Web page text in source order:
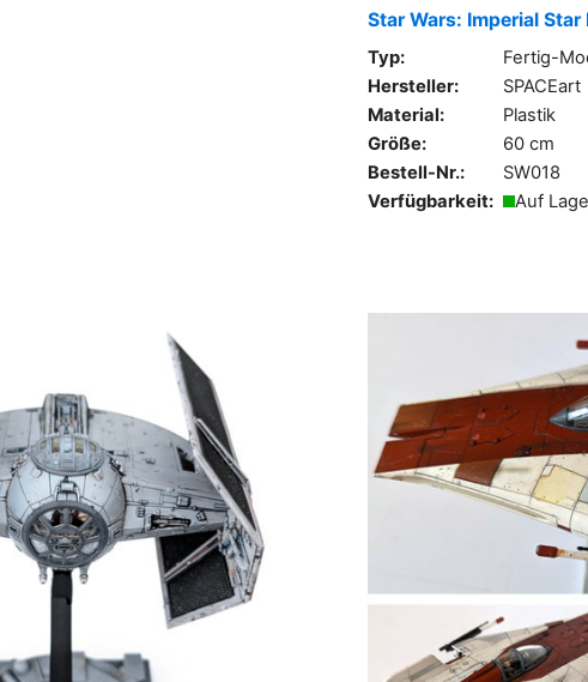
Star Wars: Imperial
Typ:
Fertig-
Hersteller:
SPACEart
Material:
Plastik
Größe:
60 cm
Bestell-Nr.:
SW018
Verfügbarkeit:
Auf